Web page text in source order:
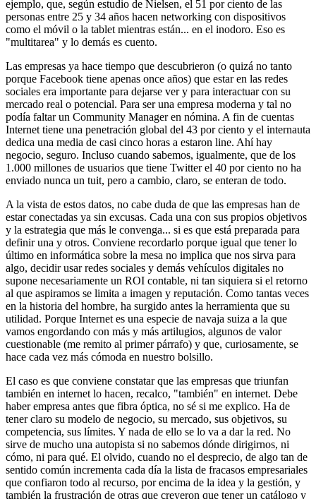
ejemplo, que, según estudio de Nielsen, el 51 por ciento de las
personas entre 25 y 34 años hacen networking con dispositivos
como el móvil o la tablet mientras están... en el inodoro. Eso es
"multitarea" y lo demás es cuento.
Las empresas ya hace tiempo que descubrieron (o quizá no tanto
porque Facebook tiene apenas once años) que estar en las redes
sociales era importante para dejarse ver y para interactuar con su
mercado real o potencial. Para ser una empresa moderna y tal no
podía faltar un Community Manager en nómina. A fin de cuentas
Internet tiene una penetración global del 43 por ciento y el internauta
dedica una media de casi cinco horas a estaron line. Ahí hay
negocio, seguro. Incluso cuando sabemos, igualmente, que de los
1.000 millones de usuarios que tiene Twitter el 40 por ciento no ha
enviado nunca un tuit, pero a cambio, claro, se enteran de todo.
A la vista de estos datos, no cabe duda de que las empresas han de
estar conectadas ya sin excusas. Cada una con sus propios objetivos
y la estrategia que más le convenga... si es que está preparada para
definir una y otros. Conviene recordarlo porque igual que tener lo
último en informática sobre la mesa no implica que nos sirva para
algo, decidir usar redes sociales y demás vehículos digitales no
supone necesariamente un ROI contable, ni tan siquiera si el retorno
al que aspiramos se limita a imagen y reputación. Como tantas veces
en la historia del hombre, ha surgido antes la herramienta que su
utilidad. Porque Internet es una especie de navaja suiza a la que
vamos engordando con más y más artilugios, algunos de valor
cuestionable (me remito al primer párrafo) y que, curiosamente, se
hace cada vez más cómoda en nuestro bolsillo.
El caso es que conviene constatar que las empresas que triunfan
también en internet lo hacen, recalco, "también" en internet. Debe
haber empresa antes que fibra óptica, no sé si me explico. Ha de
tener claro su modelo de negocio, su mercado, sus objetivos, su
competencia, sus límites. Y nada de ello se lo va a dar la red. No
sirve de mucho una autopista si no sabemos dónde dirigirnos, ni
cómo, ni para qué. El olvido, cuando no el desprecio, de algo tan de
sentido común incrementa cada día la lista de fracasos empresariales
que confiaron todo al recurso, por encima de la idea y la gestión, y
también la frustración de otras que creyeron que tener un catálogo y